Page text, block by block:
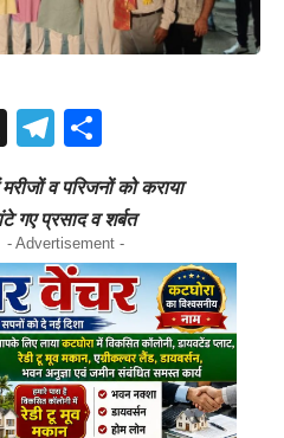
X Telegram
व परिजनों को कराया
गए प्रसाद व शर्बत
- Advertisement -